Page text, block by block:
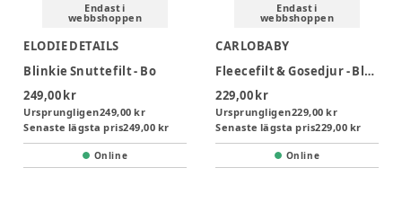
Endast i
webbshoppen
ELODIE DETAILS
Blinkie Snuttefilt - Bo
249,00 kr
Ursprungligen249,00 kr
Senaste lägsta pris249,00 kr
Online
Endast i
webbshoppen
CARLOBABY
Fleecefilt & Gosedjur - Blå Nalle
229,00 kr
Ursprungligen229,00 kr
Senaste lägsta pris229,00 kr
Online